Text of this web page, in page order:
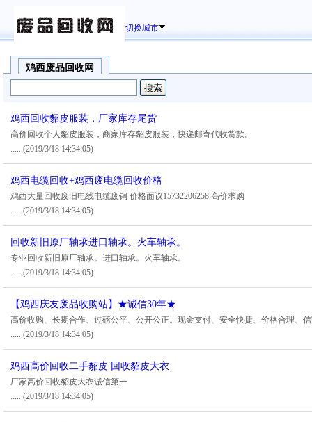
切换城市
鸡西废品回收网
鸡西回收貂皮服装，厂家库存尾货
高价回收个人貂皮服装，商家库存貂皮服装，快递邮寄代收货款。
..... (2019/3/18 14:34:05)
鸡西电缆回收+鸡西废电缆回收价格
鸡西大量回收废旧电线电缆废铜 价格面议15732206258 高价求购
..... (2019/3/18 14:34:05)
回收新旧原厂轴承进口轴承。火车轴承。
专业回收新旧原厂轴承。进口轴承。火车轴承。
..... (2019/3/18 14:34:05)
【鸡西庆友废品收购站】★诚信30年★
高价收购、长期合作、过磅公平、公开公正。现金支付、安全快捷、价格合理、
..... (2019/3/18 14:34:05)
鸡西高价回收二手貂皮 回收貂皮大衣
厂家高价回收貂皮大衣诚信第一
..... (2019/3/18 14:34:05)